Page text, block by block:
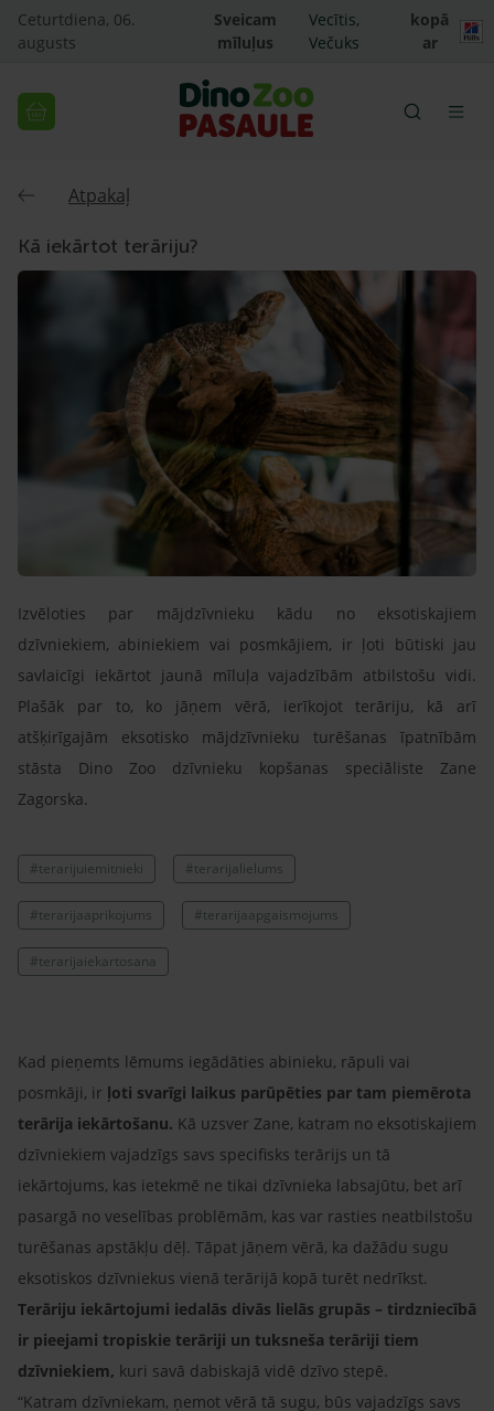
Ceturtdiena, 06.
augusts
Sveicam
mīluļus
Vecītis,
Večuks
kopā
ar
Atpakaļ
Kā iekārtot terāriju?
Izvēloties par mājdzīvnieku kādu no eksotiskajiem
dzīvniekiem, abiniekiem vai posmkājiem, ir ļoti būtiski jau
savlaicīgi iekārtot jaunā mīluļa vajadzībām atbilstošu vidi.
Plašāk par to, ko jāņem vērā, ierīkojot terāriju, kā arī
atšķirīgajām eksotisko mājdzīvnieku turēšanas īpatnībām
stāsta Dino Zoo dzīvnieku kopšanas speciāliste Zane
Zagorska.
#terarijuiemitnieki #terarijalielums
#terarijaaprikojums #terarijaapgaismojums
#terarijaiekartosana
Kad pieņemts lēmums iegādāties abinieku, rāpuli vai
posmkāji, ir ļoti svarīgi laikus parūpēties par tam piemērota
terārija iekārtošanu. Kā uzsver Zane, katram no eksotiskajiem
dzīvniekiem vajadzīgs savs specifisks terārijs un tā
iekārtojums, kas ietekmē ne tikai dzīvnieka labsajūtu, bet arī
pasargā no veselības problēmām, kas var rasties neatbilstošu
turēšanas apstākļu dēļ. Tāpat jāņem vērā, ka dažādu sugu
eksotiskos dzīvniekus vienā terārijā kopā turēt nedrīkst.
Terāriju iekārtojumi iedalās divās lielās grupās – tirdzniecībā
ir pieejami tropiskie terāriji un tuksneša terāriji tiem
dzīvniekiem, kuri savā dabiskajā vidē dzīvo stepē.
“Katram dzīvniekam, ņemot vērā tā sugu, būs vajadzīgs savs